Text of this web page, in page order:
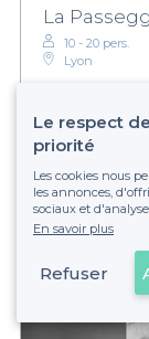
La
10 - 20 pers.
Lyon
Établissement
Le respect
priorité
Les cookies nous
les annonces,
sociaux et
En savoir plus
Refuser